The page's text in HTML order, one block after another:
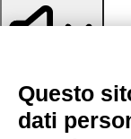
Disattiva suoni
Questo
dati